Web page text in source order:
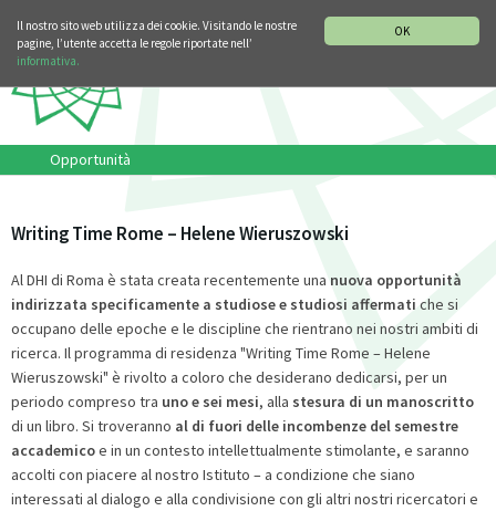
OK
Il nostro sito web utilizza dei cookie. Visitando le nostre
pagine, l’utente accetta le regole riportate nell’
informativa.
Opportunità
Writing Time Rome – Helene Wieruszowski
Al DHI di Roma è stata creata recentemente una nuova opportunità
indirizzata specificamente a studiose e studiosi affermati che si
occupano delle epoche e le discipline che rientrano nei nostri ambiti di
ricerca. Il programma di residenza "Writing Time Rome – Helene
Wieruszowski" è rivolto a coloro che desiderano dedicarsi, per un
periodo compreso tra uno e sei mesi, alla stesura di un manoscritto
di un libro. Si troveranno al di fuori delle incombenze del semestre
accademicoe in un contesto intellettualmente stimolante, e saranno
accolti con piacere al nostro Istituto – a condizione che siano
interessati al dialogo e alla condivisione con gli altri nostri ricercatori e